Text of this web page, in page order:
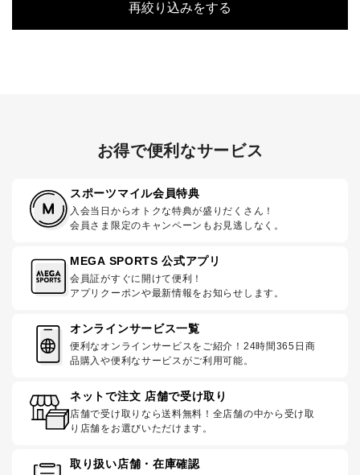
再絞り込みをする
お得で便利なサービス
スポーツマイル会員特典
入会当日からオトクな特典が盛りだくさん！
会員さま限定のキャンペーンもお見逃しなく。
MEGA SPORTS 公式アプリ
会員証がすぐに開けて便利！
アプリクーポンや最新情報をお知らせします。
オンラインサービス一覧
便利なオンラインサービスをご紹介！24時間365日商
品購入や便利なサービスがご利用可能。
ネットで注文 店舗で受け取り
店舗で受け取りなら送料無料！全店舗の中から受け取
り店舗をお選びいただけます。
取り扱い店舗・在庫確認